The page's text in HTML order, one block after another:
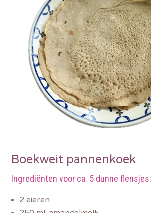
Boekweit pannenkoek
Ingrediënten voor ca. 5 dunne flensjes:
2 eieren